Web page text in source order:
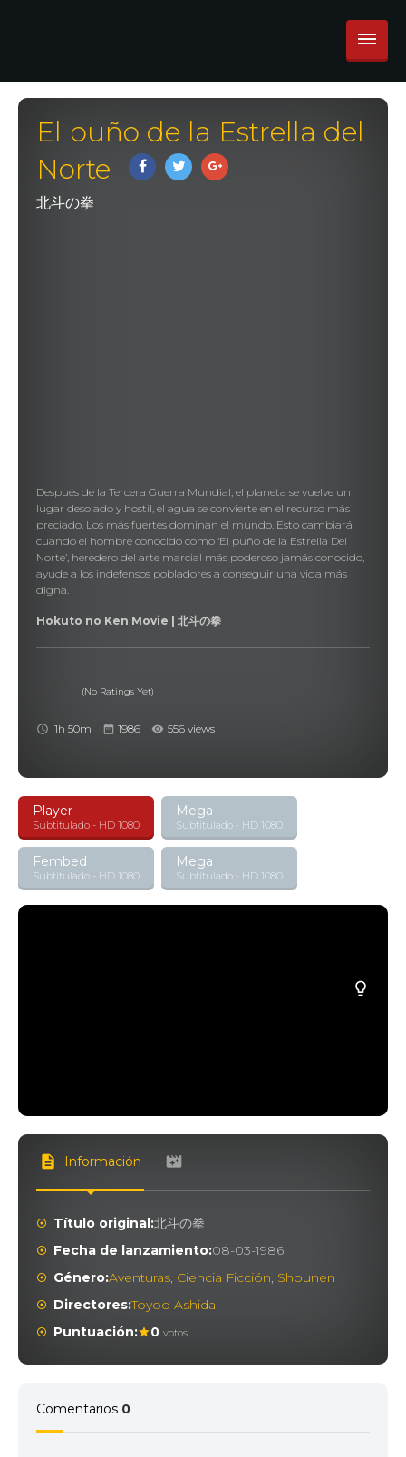
El puño de la Estrella del
Norte
北斗の拳
Después de la Tercera Guerra Mundial, el planeta se vuelve un
lugar desolado y hostil, el agua se convierte en el recurso más
preciado. Los más fuertes dominan el mundo. Esto cambiará
cuando el hombre conocido como ‘El puño de la Estrella Del
Norte’, heredero del arte marcial más poderoso jamás conocido,
ayude a los indefensos pobladores a conseguir una vida más
digna.
Hokuto no Ken Movie | 北斗の拳
(No Ratings Yet)
1h 50m 1986 556 views
Player
Subtitulado - HD 1080
Mega
Subtitulado - HD 1080
Fembed
Subtitulado - HD 1080
Mega
Subtitulado - HD 1080
Información
Título original:北斗の拳
Fecha de lanzamiento:08-03-1986
Género:Aventuras, Ciencia Ficción, Shounen
Directores:Toyoo Ashida
Puntuación:
0 votos
Comentarios 0